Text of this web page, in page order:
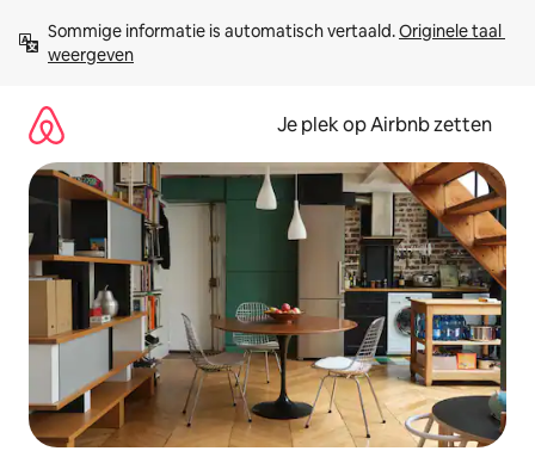
direct
naar
Sommige informatie is automatisch vertaald. Originele taal
weergeven
Je plek op Airbnb zetten